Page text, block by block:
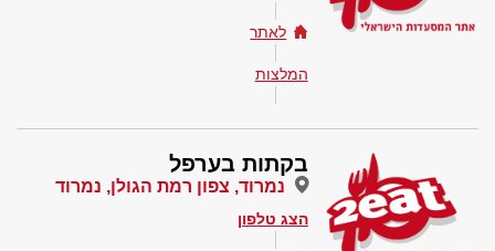
לאתר
המלצות
בקתות בערפל
נמרוד, צפון רמת הגולן, נמרוד
הצג טלפון